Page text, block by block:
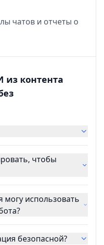
чатов и отчеты о
из контента
чтобы
могу использовать
безопасной?